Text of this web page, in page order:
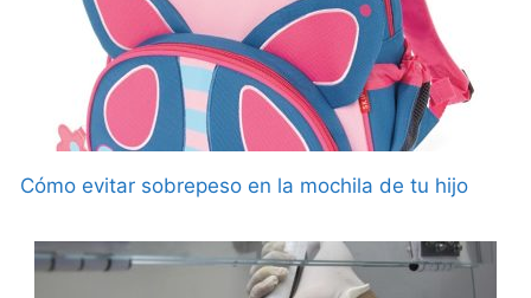
Cómo evitar sobrepeso en la mochila de tu hijo